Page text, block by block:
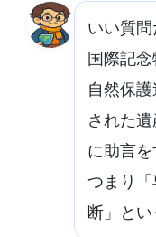
いい質問
国際記
自然保
された
に助言を
つまり
断」とい